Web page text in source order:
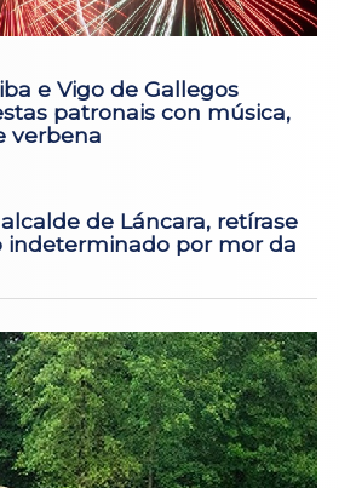
e Vigo de Gallegos
patronais con música,
verbena
de Láncara, retírase
indeterminado por mor da